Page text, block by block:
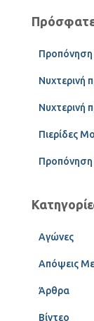
Προπόνηση
Νυχτερινή
Νυχτερινή
Πιερίδες
Προπόνηση
Αγώνες
Απόψεις
Άρθρα
Βίντεο